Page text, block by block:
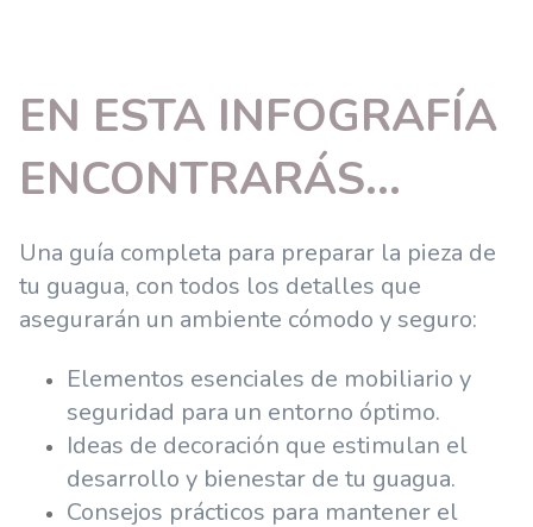
EN ESTA INFOGRAFÍA
ENCONTRARÁS...
Una guía completa para preparar la pieza de
tu guagua, con todos los detalles que
asegurarán un ambiente cómodo y seguro:
Elementos esenciales de mobiliario y
seguridad para un entorno óptimo.
Ideas de decoración que estimulan el
desarrollo y bienestar de tu guagua.
Consejos prácticos para mantener el